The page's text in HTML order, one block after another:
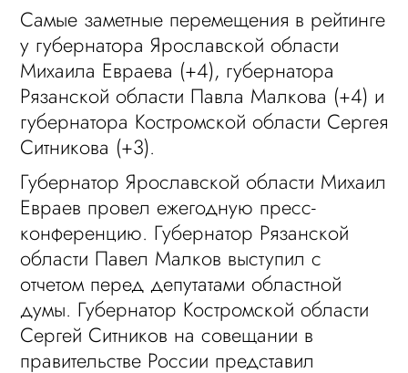
Самые заметные перемещения в рейтинге
у губернатора Ярославской области
Михаила Евраева (+4), губернатора
Рязанской области Павла Малкова (+4) и
губернатора Костромской области Сергея
Ситникова (+3).
Губернатор Ярославской области Михаил
Евраев провел ежегодную пресс-
конференцию. Губернатор Рязанской
области Павел Малков выступил с
отчетом перед депутатами областной
думы. Губернатор Костромской области
Сергей Ситников на совещании в
правительстве России представил